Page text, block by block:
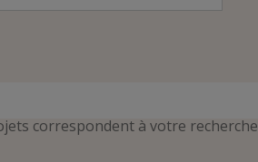
correspondent à votre recherche